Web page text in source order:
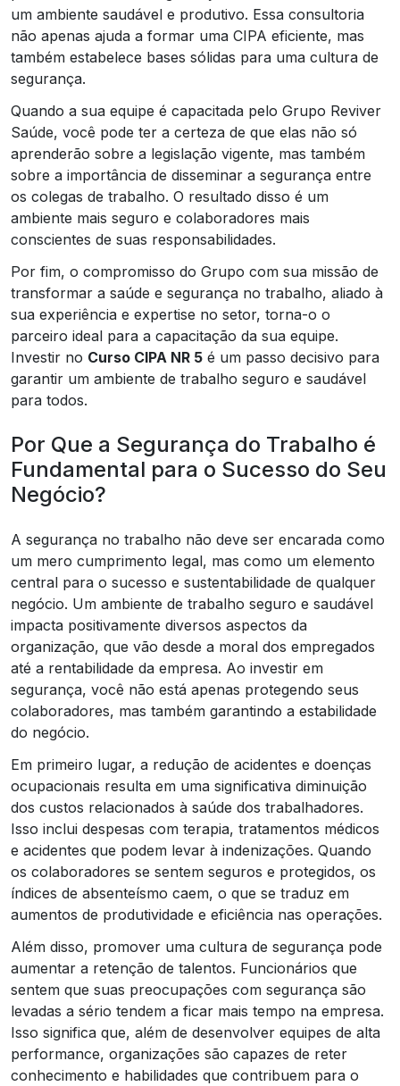
um ambiente saudável e produtivo. Essa consultoria
não apenas ajuda a formar uma CIPA eficiente, mas
também estabelece bases sólidas para uma cultura de
segurança.
Quando a sua equipe é capacitada pelo Grupo Reviver
Saúde, você pode ter a certeza de que elas não só
aprenderão sobre a legislação vigente, mas também
sobre a importância de disseminar a segurança entre
os colegas de trabalho. O resultado disso é um
ambiente mais seguro e colaboradores mais
conscientes de suas responsabilidades.
Por fim, o compromisso do Grupo com sua missão de
transformar a saúde e segurança no trabalho, aliado à
sua experiência e expertise no setor, torna-o o
parceiro ideal para a capacitação da sua equipe.
Investir no Curso CIPA NR 5 é um passo decisivo para
garantir um ambiente de trabalho seguro e saudável
para todos.
Por Que a Segurança do Trabalho é
Fundamental para o Sucesso do Seu
Negócio?
A segurança no trabalho não deve ser encarada como
um mero cumprimento legal, mas como um elemento
central para o sucesso e sustentabilidade de qualquer
negócio. Um ambiente de trabalho seguro e saudável
impacta positivamente diversos aspectos da
organização, que vão desde a moral dos empregados
até a rentabilidade da empresa. Ao investir em
segurança, você não está apenas protegendo seus
colaboradores, mas também garantindo a estabilidade
do negócio.
Em primeiro lugar, a redução de acidentes e doenças
ocupacionais resulta em uma significativa diminuição
dos custos relacionados à saúde dos trabalhadores.
Isso inclui despesas com terapia, tratamentos médicos
e acidentes que podem levar à indenizações. Quando
os colaboradores se sentem seguros e protegidos, os
índices de absenteísmo caem, o que se traduz em
aumentos de produtividade e eficiência nas operações.
Além disso, promover uma cultura de segurança pode
aumentar a retenção de talentos. Funcionários que
sentem que suas preocupações com segurança são
levadas a sério tendem a ficar mais tempo na empresa.
Isso significa que, além de desenvolver equipes de alta
performance, organizações são capazes de reter
conhecimento e habilidades que contribuem para o